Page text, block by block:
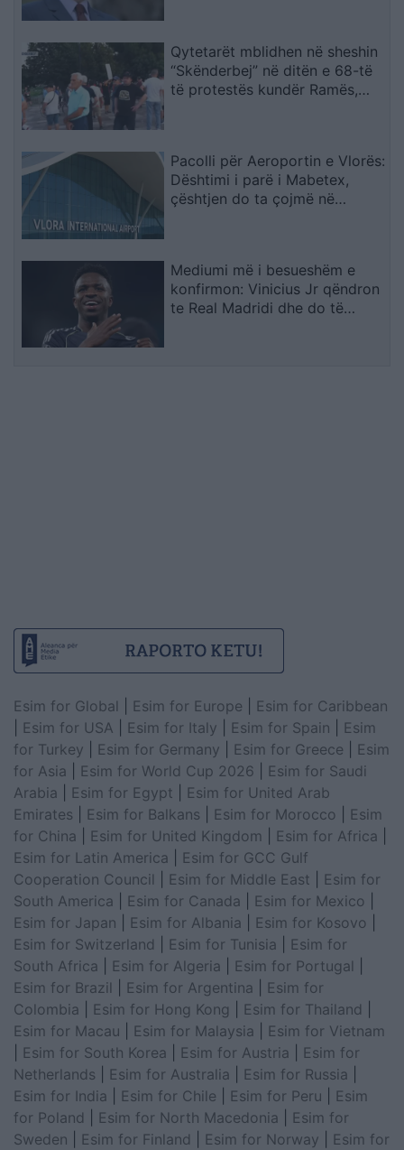
Qytetarët mblidhen në sheshin
“Skënderbej” në ditën e 68-të
të protestës kundër Ramës,
Pacolli për Aeroportin e Vlorës:
Dështimi i parë i Mabetex,
çështjen do ta çojmë në
Mediumi më i besueshëm e
konfirmon: Vinicius Jr qëndron
te Real Madridi dhe do të
Esim for Global Esim for Europe
Esim for Caribbean
Esim for USA Esim for Italy Esim for Spain
Esim
for Turkey
Esim for Germany Esim for Greece
Esim
for Asia
Esim for World Cup 2026
Esim for Saudi
Arabia
Esim for Egypt
Esim for United Arab
Emirates
Esim for Balkans Esim for Morocco
Esim
for China
Esim for United Kingdom Esim for Africa
Esim for Latin America
Esim for GCC Gulf
Cooperation Council
Esim for Middle East
Esim for
South America
Esim for Canada Esim for Mexico
Esim for Japan
Esim for Albania Esim for Kosovo
Esim for Switzerland
Esim for Tunisia
Esim for
South Africa
Esim for Algeria Esim for Portugal
Esim for Brazil
Esim for Argentina
Esim for
Colombia
Esim for Hong Kong Esim for Thailand
Esim for Macau
Esim for Malaysia
Esim for Vietnam
Esim for South Korea Esim for Austria
Esim for
Netherlands
Esim for Australia Esim for Russia
Esim for India
Esim for Chile Esim for Peru
Esim
for Poland
Esim for North Macedonia
Esim for
Sweden
Esim for Finland Esim for Norway
Esim for